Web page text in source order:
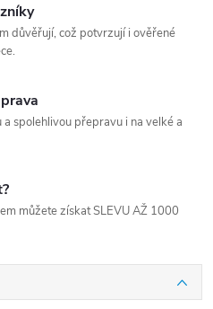
důvěřují, což potvrzují i ověřené
a spolehlivou přepravu i na velké a
můžete získat SLEVU AŽ 1000